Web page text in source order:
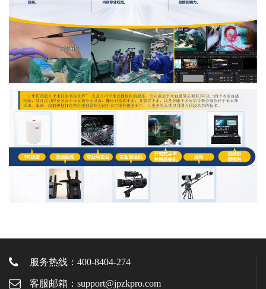
服务热线：400-8404-274
客服邮箱：support@jpzkpro.com